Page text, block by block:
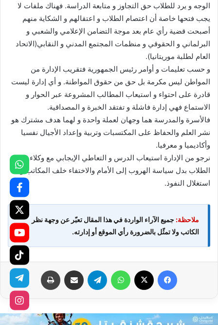
الوجه و يرد للطلاب حق التجاوز و متابعة الدراسة. فهناك ملفات لا
يجب فتحها خاصة أن اعتصام الطلاب و اعتقالهم و الشكاية منهم
أصبحت قضية رأي عام بعد موجة التضامن الإعلامي والشعبي و
البرلماني و الحقوقي و منظمات المجتمع المدني و النقابي(الاتحاد
العام لطلبة موريتانيا).
و حسب تعليمات و أوامر رئيس الجمهورية فتقريب الإدارة من
المواطن ليس مكرمة بل حق من حقوق المواطنة. و أي إدارة ليست
قادرة على احتواء و استيعاب المطالب المشروعة عبر الحوار و
الاستماع فهي إدارة فاشلة و تفتقد الخبرة و المصداقية.
فالأسرة والمدرسة هما وجهان لعملة واحدة و لهما هدف مشترك هو
نشر العلم والحفاظ على المكتسبات وتربية وإعداد الأجيال نفسيا
وأكاديميا و معرفيا.
نرجو من الإدارة استيعاب الدرس و التعاطي الإيجابي مع وكلاء
الطلاب بدل سياسة الهروب إلى الأمام والاختفاء خلف المكاتب و
استغلال النفوذ.
ملاحظة: جميع الآراء الواردة في هذا المقال تعبّر عن وجهة نظر
الكاتب ولا تمثّل بالضرورة رأي الموقع أو إدارته.
فيسبوك واتساب تيلقرام مشاركة عبر البريد طباعة